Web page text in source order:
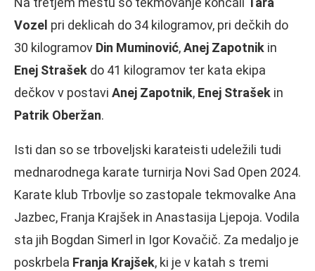
Vozel pri deklicah do 34 kilogramov, pri dečkih do
30 kilogramov Din Muminović,Anej Zapotnik in
Enej Strašek do 41 kilogramov ter kata ekipa
dečkov v postavi Anej Zapotnik, Enej Strašek in
Patrik Oberžan.
Isti dan so se trboveljski karateisti udeležili tudi
mednarodnega karate turnirja Novi Sad Open 2024.
Karate klub Trbovlje so zastopale tekmovalke Ana
Jazbec, Franja Krajšek in Anastasija Ljepoja. Vodila
sta jih Bogdan Simerl in Igor Kovačič. Za medaljo je
poskrbela Franja Krajšek, ki je v katah s tremi